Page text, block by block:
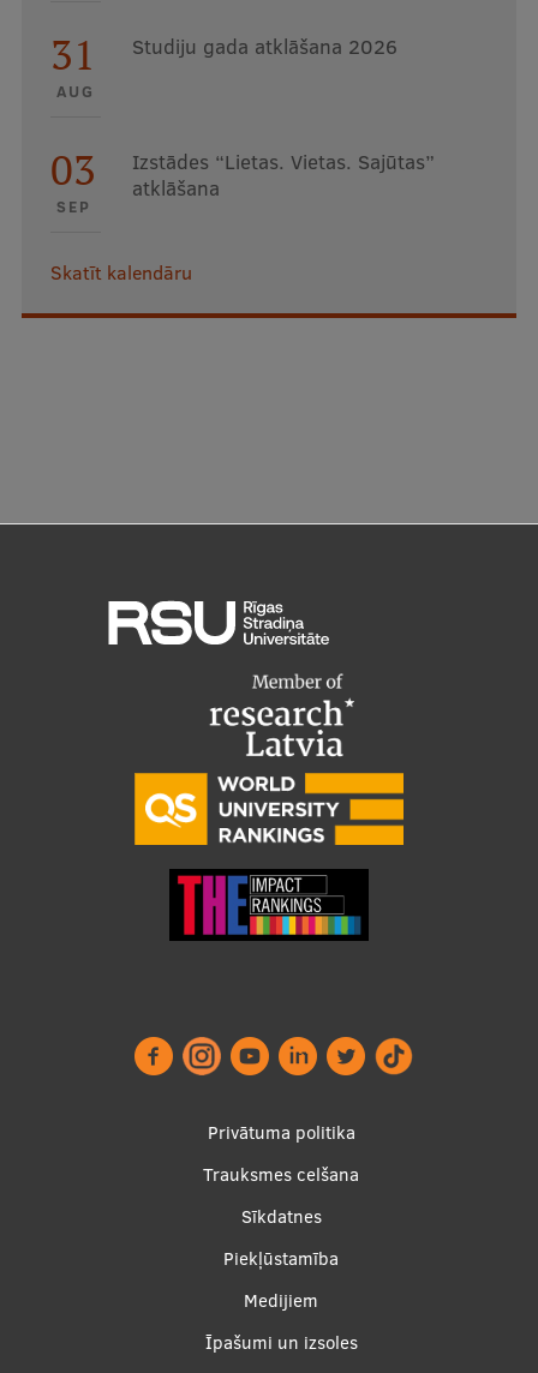
31
AUG
Studiju gada atklāšana 2026
03
SEP
Izstādes “Lietas. Vietas. Sajūtas”
atklāšana
Skatīt kalendāru
Privātuma politika
Trauksmes celšana
Sīkdatnes
Piekļūstamība
Medijiem
Īpašumi un izsoles